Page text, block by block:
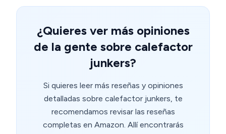
¿Quieres ver más opiniones
de la gente sobre calefactor
junkers?
Si quieres leer más reseñas y opiniones
detalladas sobre calefactor junkers, te
recomendamos revisar las reseñas
completas en Amazon. Allí encontrarás